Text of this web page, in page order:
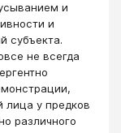
и
и
субъекта.
не всегда
лица у предков
различного